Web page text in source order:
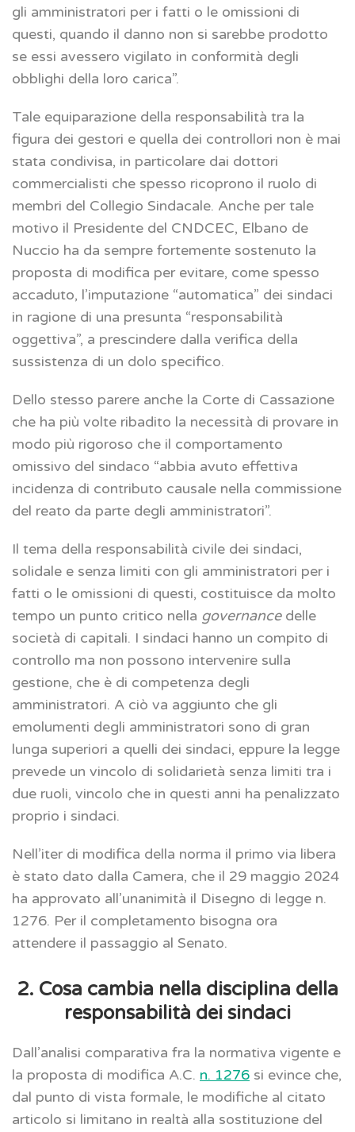
gli amministratori per i fatti o le omissioni di
questi, quando il danno non si sarebbe prodotto
se essi avessero vigilato in conformità degli
obblighi della loro carica”.
Tale equiparazione della responsabilità tra la
figura dei gestori e quella dei controllori non è mai
stata condivisa, in particolare dai dottori
commercialisti che spesso ricoprono il ruolo di
membri del Collegio Sindacale. Anche per tale
motivo il Presidente del CNDCEC, Elbano de
Nuccio ha da sempre fortemente sostenuto la
proposta di modifica per evitare, come spesso
accaduto, l’imputazione “automatica” dei sindaci
in ragione di una presunta “responsabilità
oggettiva”, a prescindere dalla verifica della
sussistenza di un dolo specifico.
Dello stesso parere anche la Corte di Cassazione
che ha più volte ribadito la necessità di provare in
modo più rigoroso che il comportamento
omissivo del sindaco “abbia avuto effettiva
incidenza di contributo causale nella commissione
del reato da parte degli amministratori”.
Il tema della responsabilità civile dei sindaci,
solidale e senza limiti con gli amministratori per i
fatti o le omissioni di questi, costituisce da molto
tempo un punto critico nella governance delle
società di capitali. I sindaci hanno un compito di
controllo ma non possono intervenire sulla
gestione, che è di competenza degli
amministratori. A ciò va aggiunto che gli
emolumenti degli amministratori sono di gran
lunga superiori a quelli dei sindaci, eppure la legge
prevede un vincolo di solidarietà senza limiti tra i
due ruoli, vincolo che in questi anni ha penalizzato
proprio i sindaci.
Nell’iter di modifica della norma il primo via libera
è stato dato dalla Camera, che il 29 maggio 2024
ha approvato all’unanimità il Disegno di legge n.
1276. Per il completamento bisogna ora
attendere il passaggio al Senato.
2. Cosa cambia nella disciplina della
responsabilità dei sindaci
Dall’analisi comparativa fra la normativa vigente e
la proposta di modifica A.C. n. 1276 si evince che,
dal punto di vista formale, le modifiche al citato
articolo si limitano in realtà alla sostituzione del